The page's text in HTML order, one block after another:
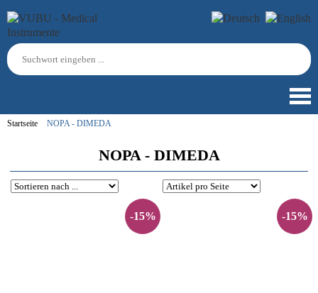
Startseite NOPA - DIMEDA
NOPA - DIMEDA
-15% -15%